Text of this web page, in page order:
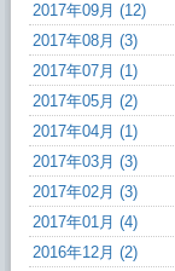
2017年09月 (12)
2017年08月 (3)
2017年07月 (1)
2017年05月 (2)
2017年04月 (1)
2017年03月 (3)
2017年02月 (3)
2017年01月 (4)
2016年12月 (2)